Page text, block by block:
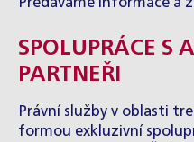
Předáváme informace a
SPOLUPRÁCE S
PARTNEŘI
Právní služby v oblasti
formou exkluzivní